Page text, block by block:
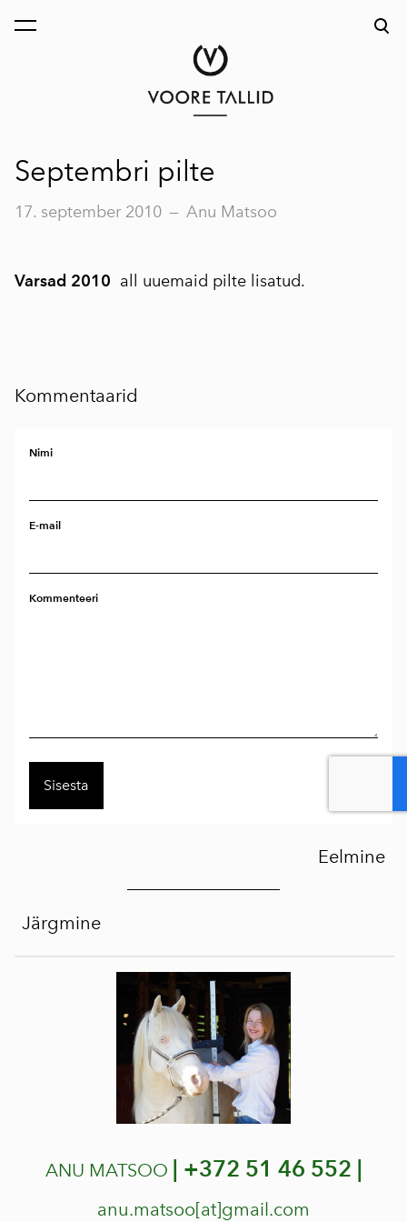
lisati ostukorvi.
Septembri pilte
17. september 2010 — Anu Matsoo
Varsad 2010 all uuemaid pilte lisatud.
Kommentaarid
Nimi
E-mail
Kommenteeri
Eelmine
Järgmine
ANU MATSOO | +372 51 46 552 |
anu.matsoo[at]gmail.com